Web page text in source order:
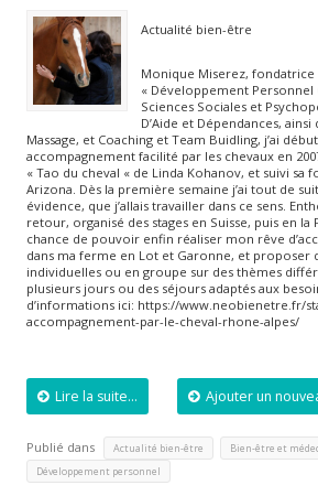
Actualité bien-être
Monique Miserez,
« Développement Personnel
Sciences Sociales et
D’Aide et Dépendances,
Massage, et Coaching et Team Buidling, j’ai
accompagnement facilité par les chevaux en
« Tao du cheval « de Linda Kohanov, et suivi sa
Arizona. Dès la première semaine j’ai tout de
évidence, que j’allais travailler dans ce sens.
retour, organisé des stages en Suisse, puis en la
chance de pouvoir enfin réaliser mon rêve
dans ma ferme en Lot et Garonne, et proposer
individuelles ou en groupe sur des thèmes
plusieurs jours ou des séjours adaptés aux
d’informations ici: https://www.neobienetre.fr/
accompagnement-par-le-cheval-rhone-alpes/
Lire la suite... Ajouter un
Publié dans Actualité bien-être Bien-être et
Développement personnel